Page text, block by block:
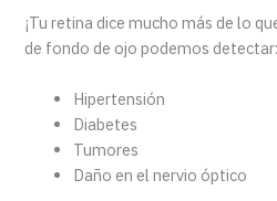
¡Tu retina dice mucho más de lo
de fondo de ojo podemos detectar:
Hipertensión
Diabetes
Tumores
Daño en el nervio óptico